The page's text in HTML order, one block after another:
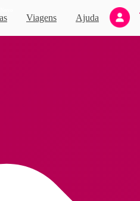
Viagens Ajuda